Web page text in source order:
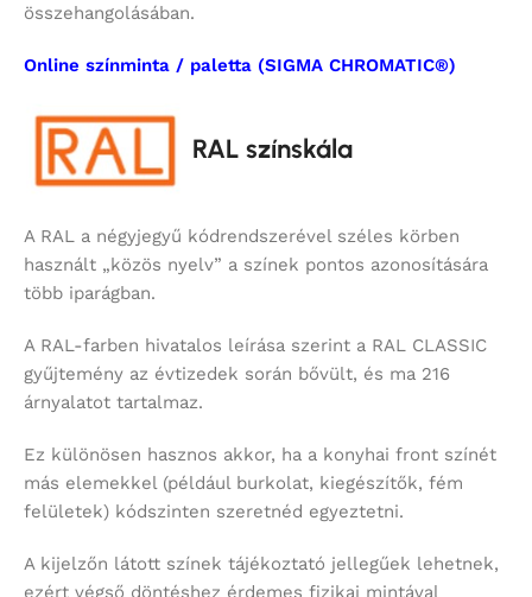
összehangolásában.
Online színminta / paletta (SIGMA CHROMATIC®)
RAL színskála
A RAL a négyjegyű kódrendszerével széles körben
használt „közös nyelv” a színek pontos azonosítására
több iparágban.
A RAL-farben hivatalos leírása szerint a RAL CLASSIC
gyűjtemény az évtizedek során bővült, és ma 216
árnyalatot tartalmaz.
Ez különösen hasznos akkor, ha a konyhai front színét
más elemekkel (például burkolat, kiegészítők, fém
felületek) kódszinten szeretnéd egyeztetni.
A kijelzőn látott színek tájékoztató jellegűek lehetnek,
ezért végső döntéshez érdemes fizikai mintával